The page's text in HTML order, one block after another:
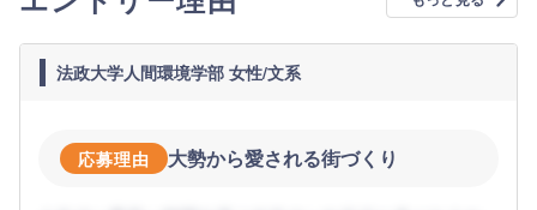
法政大学人間環境学部 女性/文系
応募理由 大勢から愛される街づくり